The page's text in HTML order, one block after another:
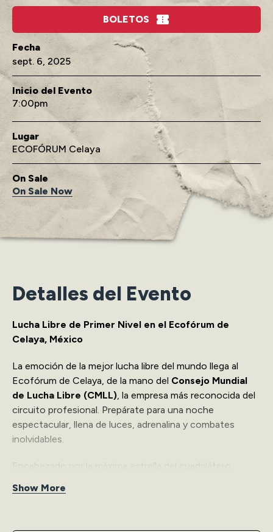
BOLETOS
sept. 6 , 2025
Inicio del Evento
7:00
Lugar
ECOFÓRUM Celaya
On Sale
On Sale Now
Detalles del Evento
Lucha Libre de Primer Nivel en el Ecofórum de
Celaya, México
La emoción de la mejor lucha libre del mundo llega al
Ecofórum de Celaya, de la mano del Consejo Mundial
de Lucha Libre (CMLL) , la empresa más reconocida del
circuito profesional. Prepárate para una noche
espectacular, llena de luces, adrenalina y combates
inolvidables.
a grandes figuras del deporte en un show diseñado para
Show More